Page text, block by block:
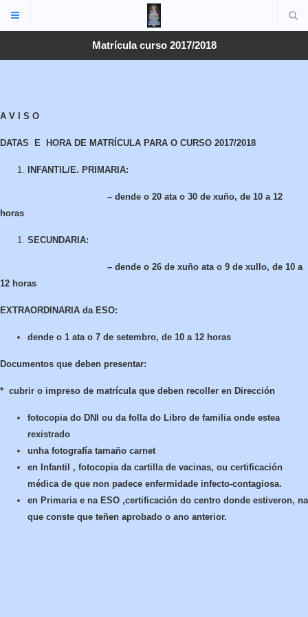
Matrícula curso 2017/2018
A V I S O
DATAS E HORA DE MATRÍCULA PARA O CURSO 2017/2018
INFANTIL/E. PRIMARIA:
– dende o 20 ata o 30 de xuño, de 10 a 12
horas
SECUNDARIA:
– dende o 26 de xuño ata o 9 de xullo, de 10 a
12 horas
EXTRAORDINARIA da ESO:
dende o 1 ata o 7 de setembro, de 10 a 12 horas
Documentos que deben presentar:
* cubrir o impreso de matrícula que deben recoller en Dirección
fotocopia do DNI ou da folla do Libro de familia onde estea
rexistrado
unha fotografía tamaño carnet
en Infantil , fotocopia da cartilla de vacinas, ou certificación
médica de que non padece enfermidade infecto-contagiosa.
en Primaria e na ESO ,certificación do centro donde estiveron, na
que conste que teñen aprobado o ano anterior.